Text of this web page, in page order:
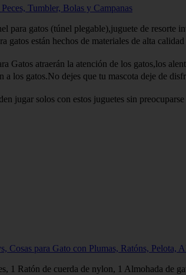
Tumbler, Bolas y Campanas
gatos (túnel plegable),juguete de resorte
están hechos de materiales de alta calidad
atraerán la atención de los gatos,los
gatos.No dejes que tu mascota deje de
solos con estos juguetes sin
para Gato con Plumas, Ratóns, Pelota,
1 Ratón de cuerda de nylon, 1 Almohada de